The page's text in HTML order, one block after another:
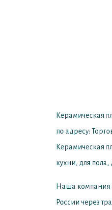
Керамическая
по адресу:
Керамическая
кухни, для пола,
Наша компания
России через